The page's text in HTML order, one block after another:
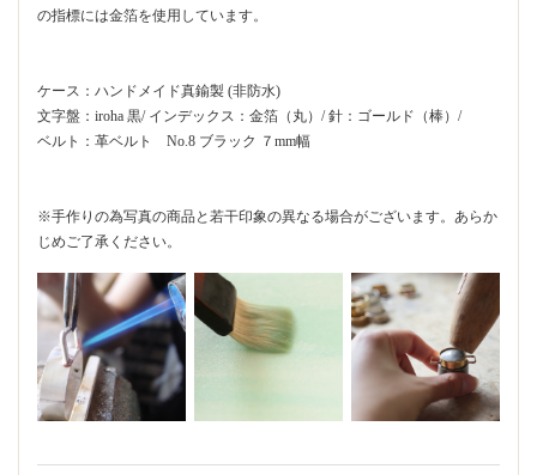
の指標には金箔を使用しています。
ケース：ハンドメイド真鍮製 (非防水)
文字盤：iroha 黒/ インデックス：金箔（丸）/ 針：ゴールド（棒）/
ベルト：革ベルト No.8 ブラック ７mm幅
※手作りの為写真の商品と若干印象の異なる場合がございます。あらか
じめご了承ください。